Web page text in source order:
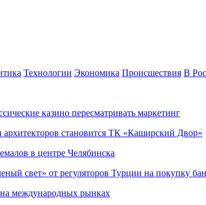
Технологии Экономика Происшествия В
казино пересматривать маркетинг
становится ТК «Каширский Двор»
в центре Челябинска
свет» от регуляторов Турции на покупку
международных рынках